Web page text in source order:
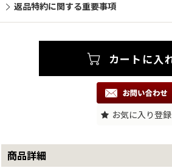
返品特約に関する重要事項
お気に入り登録
商品詳細